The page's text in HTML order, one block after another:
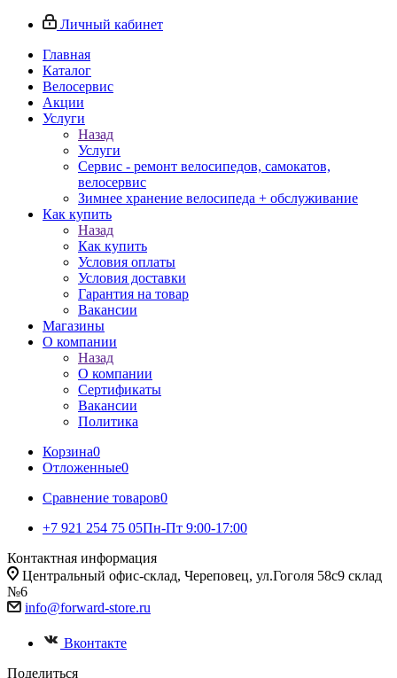
Личный кабинет
Главная
Каталог
Велосервис
Акции
Услуги
Назад
Услуги
Сервис - ремонт велосипедов, самокатов,
велосервис
Зимнее хранение велосипеда + обслуживание
Как купить
Назад
Как купить
Условия оплаты
Условия доставки
Гарантия на товар
Вакансии
Магазины
О компании
Назад
О компании
Сертификаты
Вакансии
Политика
Корзина0
Отложенные0
Сравнение товаров0
+7 921 254 75 05Пн-Пт 9:00-17:00
Контактная информация
Центральный офис-склад, Череповец, ул.Гоголя 58с9 склад
№6
info@forward-store.ru
Вконтакте
Поделиться